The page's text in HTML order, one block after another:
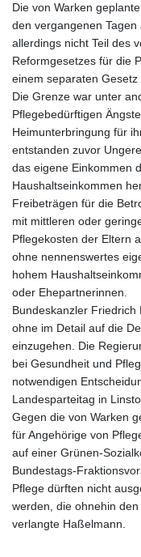
Die von Warken
den vergangenen
allerdings nicht Teil des
Reformgesetzes für die
einem separaten
Die Grenze war unter
Pflegebedürftigen
Heimunterbringung für
entstanden zuvor
das eigene Einkommen
Haushaltseinkommen
Freibeträgen für die
mit mittleren oder
Pflegekosten der Eltern
ohne nennenswertes
hohem
oder Ehepartnerinnen.
Bundeskanzler Friedrich
ohne im Detail auf die
einzugehen. Die
bei Gesundheit und
notwendigen
Landesparteitag in
Gegen die von Warken
für Angehörige von
auf einer Grünen-
Bundestags-
Pflege dürften nicht
werden, die ohnehin
verlangte Haßelmann.